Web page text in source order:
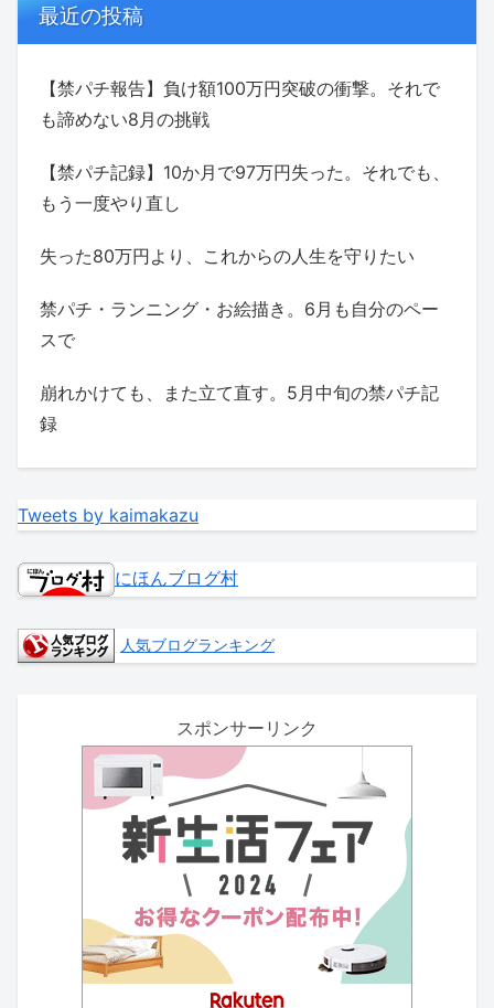
最近の投稿
【禁パチ報告】負け額100万円突破の衝撃。それで
も諦めない8月の挑戦
【禁パチ記録】10か月で97万円失った。それでも、
もう一度やり直し
失った80万円より、これからの人生を守りたい
禁パチ・ランニング・お絵描き。6月も自分のペー
スで
崩れかけても、また立て直す。5月中旬の禁パチ記
録
Tweets by kaimakazu
にほんブログ村
人気ブログランキング
スポンサーリンク